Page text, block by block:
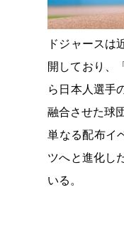
ドジャースは
開しており、
ら日本人選手
融合させた球
単なる配布イ
ツへと進化し
いる。